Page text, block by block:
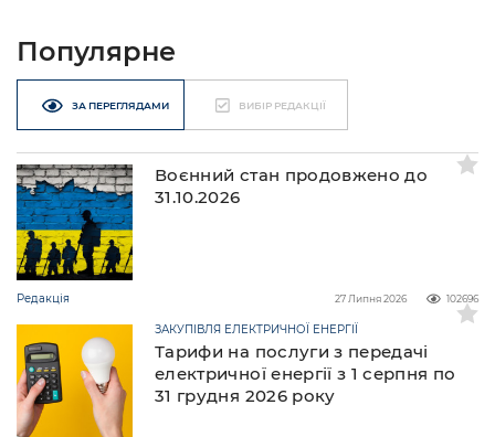
Популярне
ЗА ПЕРЕГЛЯДАМИ ВИБІР РЕДАКЦІЇ
Воєнний стан продовжено до
31.10.2026
Редакція 102696
27 Липня 2026
Тарифи на послуги з передачі
електричної енергії з 1 серпня по
31 грудня 2026 року
ЗАКУПІВЛЯ ЕЛЕКТРИЧНОЇ ЕНЕРГІЇ